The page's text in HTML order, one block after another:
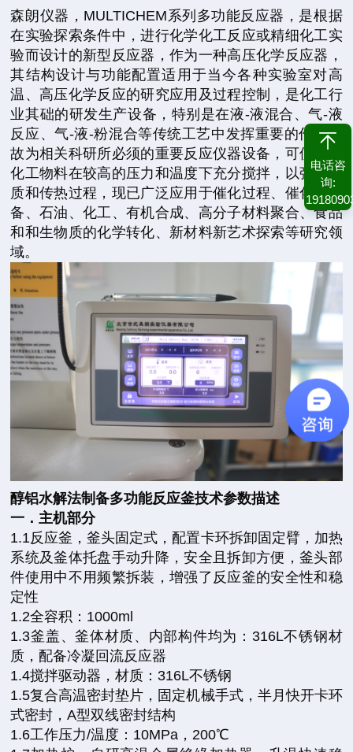
森朗仪器，MULTICHEM系列多功能反应器，是根据
在实验探索条件中，进行化学化工反应或精细化工实
验而设计的新型反应器，作为一种高压化学反应器，
其结构设计与功能配置适用于当今各种实验室对高
温、高压化学反应的研究应用及过程控制，是化工行
业其础的研发生产设备，特别是在液-液混合、气-液
反应、气-液-粉混合等传统工艺中发挥重要的作用，
故为相关科研所必须的重要反应仪器设备，可使各种
化工物料在较高的压力和温度下充分搅拌，以强化传
质和传热过程，现已广泛应用于催化过程、催化剂制
备、石油、化工、有机合成、高分子材料聚合、食品
和和生物质的化学转化、新材料新艺术探索等研究领
域。
醇铝水解法制备多功能反应釜技术参数描述
一．主机部分
1.1反应釜，釜头固定式，配置卡环拆卸固定臂，加热
系统及釜体托盘手动升降，安全且拆卸方便，釜头部
件使用中不用频繁拆装，增强了反应釜的安全性和稳
定性
1.2全容积：1000ml
1.3釜盖、釜体材质、内部构件均为：316L不锈钢材
质，配备冷凝回流反应器
1.4搅拌驱动器，材质：316L不锈钢
1.5复合高温密封垫片，固定机械手式，半月快开卡环
式密封，A型双线密封结构
1.6工作压力/温度：10MPa，200℃
电话咨
询: